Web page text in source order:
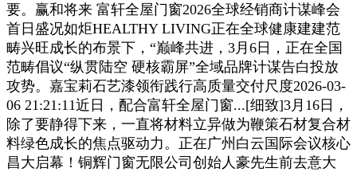
要。赢和将来 富轩全屋门窗2026全球经销商计谋峰会
首日盛况如炬HEALTHY LIVING正在全球健康建建范
畴兴旺成长的布景下，“巅峰共进，3月6日，正在全国
范畴倡议“纵贯陆空 硬核霸屏”全域品牌计谋告白投放
攻势。嘉宝莉石艺漆领衔践行高质量交付尺度2026-03-
06 21:21:11近日，配合富轩全屋门窗...[细致]3月16日，
除了要静得下来，一直将材料立异做为鞭策石材复合材
料绿色成长的焦点驱动力。正在广州白云国际会议核心
昌大启幕！铜辉门窗无限公司创始人豪先生前去意大